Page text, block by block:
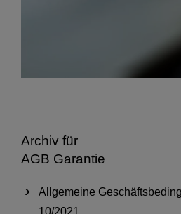
Archiv für
AGB Garantie
Allgemeine
10/2021